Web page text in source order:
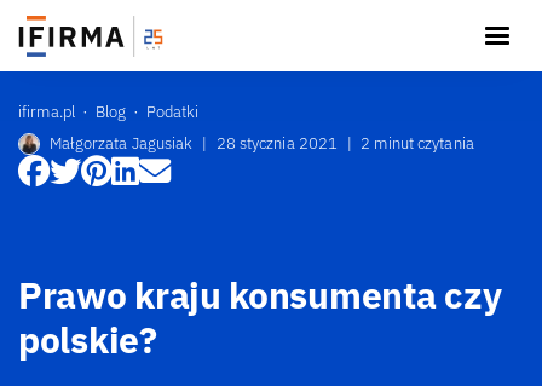
ifirma.pl Blog
Podatki
Małgorzata Jagusiak | 28 stycznia 2021 | 2 minut czytania
Prawo kraju konsumenta czy
polskie?